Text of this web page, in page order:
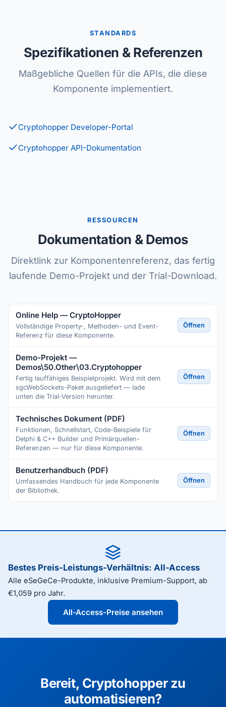
STANDARDS
Spezifikationen & Referenzen
Maßgebliche Quellen für die APIs, die diese
Komponente implementiert.
Cryptohopper Developer-Portal
Cryptohopper API-Dokumentation
RESSOURCEN
Dokumentation & Demos
Direktlink zur Komponentenreferenz, das fertig
laufende Demo-Projekt und der Trial-Download.
Online Help — CryptoHopper
Vollständige Property-, Methoden- und Event-
Referenz für diese Komponente.
Öffnen
Demo-Projekt —
Demos\50.Other\03.Cryptohopper
Fertig lauffähiges Beispielprojekt. Wird mit dem
sgcWebSockets-Paket ausgeliefert — lade
unten die Trial-Version herunter.
Öffnen
Technisches Dokument (PDF)
Funktionen, Schnellstart, Code-Beispiele für
Delphi & C++ Builder und Primärquellen-
Referenzen — nur für diese Komponente.
Öffnen
Benutzerhandbuch (PDF)
Umfassendes Handbuch für jede Komponente
der Bibliothek.
Öffnen
Bestes Preis-Leistungs-Verhältnis: All-Access
Alle eSeGeCe-Produkte, inklusive Premium-Support, ab
€1,059 pro Jahr.
All-Access-Preise ansehen
Bereit, Cryptohopper zu
automatisieren?